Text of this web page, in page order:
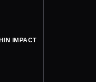
IMPACT